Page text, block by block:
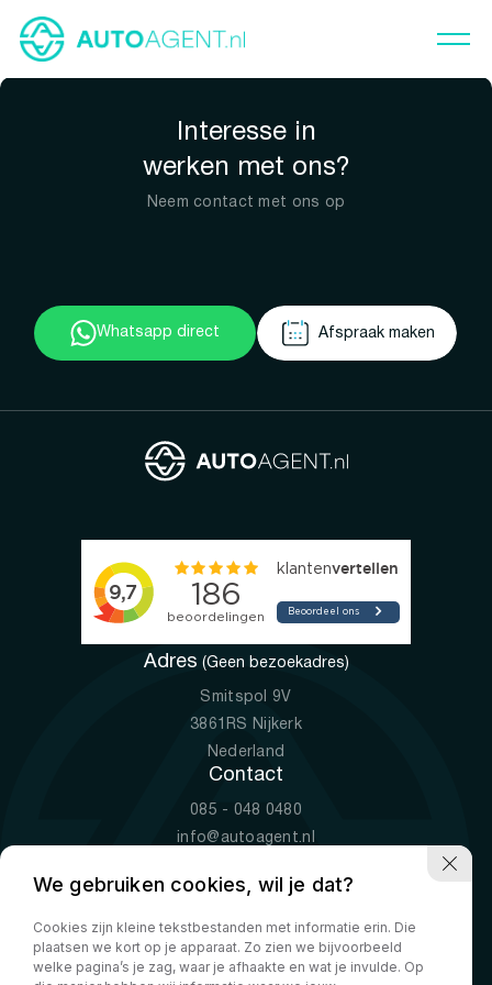
Interesse in
werken met ons?
Neem contact met ons op
Whatsapp direct Afspraak maken
Adres (Geen bezoekadres)
Smitspol 9V
3861RS Nijkerk
Nederland
Contact
085 - 048 0480
info@autoagent.nl
Openingstijden
Ma-Vr
09:00 - 19:00
Za
10:00 - 17:00
We gebruiken cookies, wil je dat?
Cookies zijn kleine tekstbestanden met informatie erin. Die
plaatsen we kort op je apparaat. Zo zien we bijvoorbeeld
welke pagina’s je zag, waar je afhaakte en wat je invulde. Op